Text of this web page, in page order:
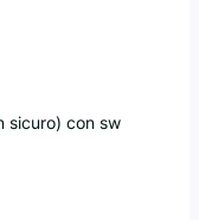
sicuro) con sw